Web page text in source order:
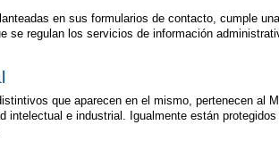
en sus formularios de contacto, cumple
regulan los servicios de información
que aparecen en el mismo, pertenecen al
e industrial. Igualmente están